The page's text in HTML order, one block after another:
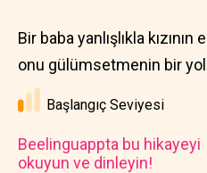
Bir baba yanlışlıkla
onu gülümsetmenin bir
Başlangıç Seviyesi
Beelinguappta bu hikayeyi
okuyun ve dinleyin!